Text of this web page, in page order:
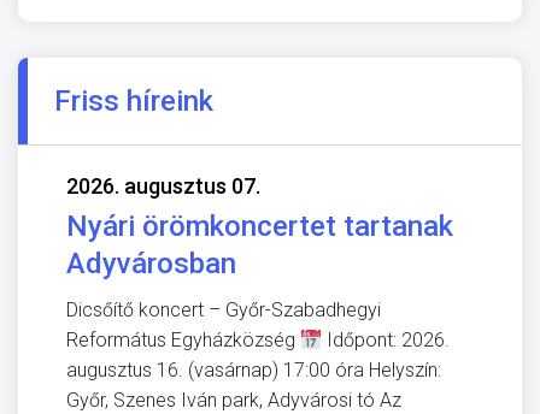
Friss híreink
2026. augusztus 07.
Nyári örömkoncertet tartanak
Adyvárosban
Dicsőítő koncert – Győr-Szabadhegyi
Református Egyházközség
Időpont: 2026.
augusztus 16. (vasárnap) 17:00 óra Helyszín:
Győr, Szenes Iván park, Adyvárosi tó Az